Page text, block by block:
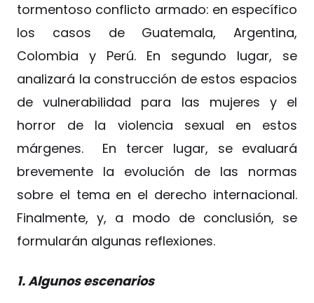
tormentoso conflicto armado: en específico
los casos de Guatemala, Argentina,
Colombia y Perú. En segundo lugar, se
analizará la construcción de estos espacios
de vulnerabilidad para las mujeres y el
horror de la violencia sexual en estos
márgenes. En tercer lugar, se evaluará
brevemente la evolución de las normas
sobre el tema en el derecho internacional.
Finalmente, y, a modo de conclusión, se
formularán algunas reflexiones.
1. Algunos escenarios